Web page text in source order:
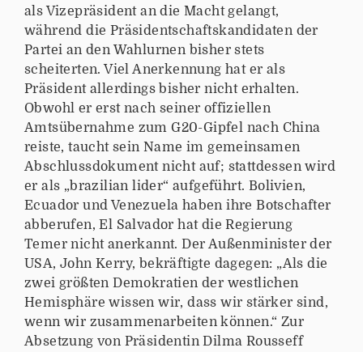
als Vizepräsident an die Macht gelangt,
während die Präsidentschaftskandidaten der
Partei an den Wahlurnen bisher stets
scheiterten. Viel Anerkennung hat er als
Präsident allerdings bisher nicht erhalten.
Obwohl er erst nach seiner offiziellen
Amtsübernahme zum G20-Gipfel nach China
reiste, taucht sein Name im gemeinsamen
Abschlussdokument nicht auf; stattdessen wird
er als „brazilian lider“ aufgeführt. Bolivien,
Ecuador und Venezuela haben ihre Botschafter
abberufen, El Salvador hat die Regierung
Temer nicht anerkannt. Der Außenminister der
USA, John Kerry, bekräftigte dagegen: „Als die
zwei größten Demokratien der westlichen
Hemisphäre wissen wir, dass wir stärker sind,
wenn wir zusammenarbeiten können.“ Zur
Absetzung von Präsidentin Dilma Rousseff